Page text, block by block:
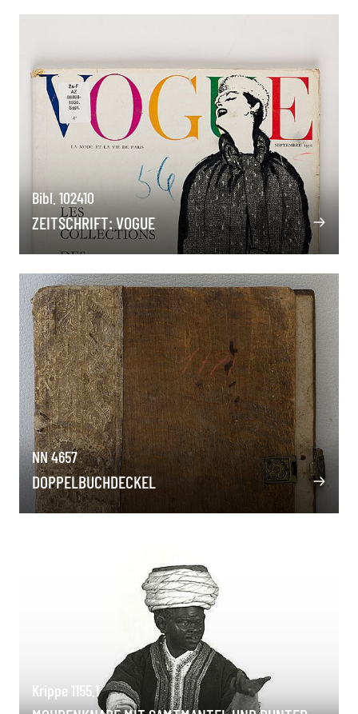
Bibl. 102410
ZEITSCHRIFT: VOGUE
NN 4657
DOPPELBUCHDECKEL
Krippe 1155.1